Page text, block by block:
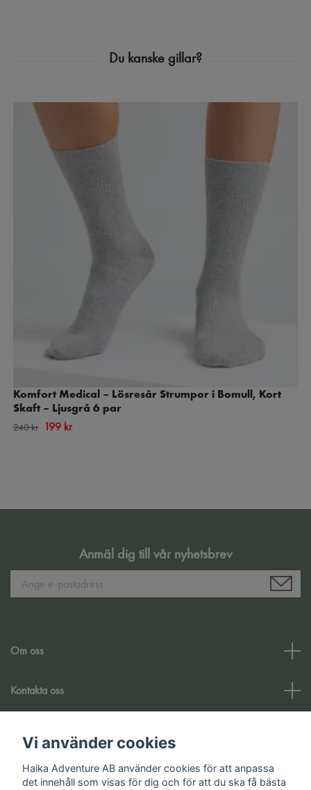
Komfort Medical – Lösresår Strumpor i Bomull, Kort
Skaft – Ljusgrå 6 par
240 kr 199 kr
Anmäl dig till vår nyhetsbrev
Om oss
Kontakta oss
Sociala medier
Vi använder cookies
Haika Adventure AB använder cookies för att anpassa
det innehåll som visas för dig och för att du ska få bästa